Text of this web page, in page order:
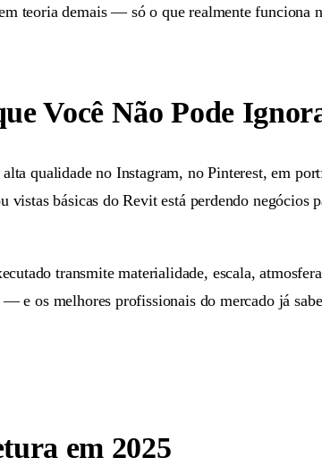
teoria demais — só o que realmente funciona
Você Não Pode
qualidade no Instagram, no Pinterest, em
básicas do Revit está perdendo negócios
transmite materialidade, escala,
e os melhores profissionais do mercado já
em 2025